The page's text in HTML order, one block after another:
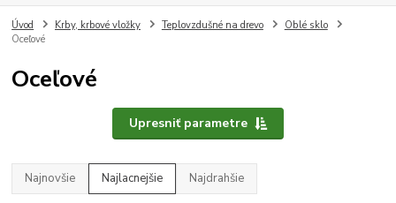
Úvod Krby, krbové vložky Teplovzdušné na drevo
Oblé sklo
Oceľové
Oceľové
Upresniť parametre
Najnovšie Najlacnejšie Najdrahšie